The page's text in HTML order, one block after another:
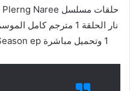
1 وتحميل مباشرة Season ep علي موقع ماي سيما Mycima